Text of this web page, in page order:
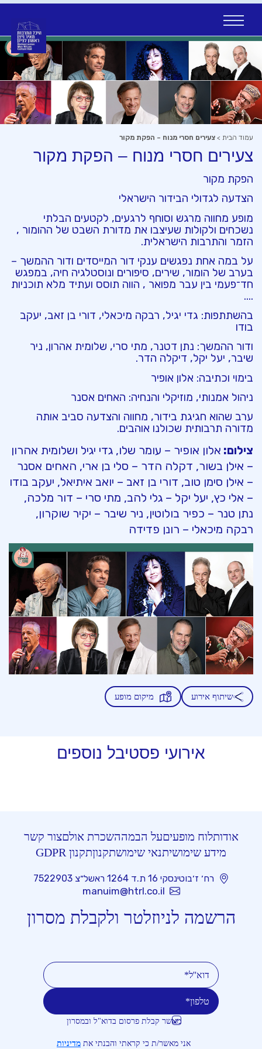
Skip
content
עמוד הבית > צעירים חסרי מנוח – הפקת מקור
צעירים חסרי מנוח – הפקת מקור
הפקת מקור
הצדעה לגדולי הבידור הישראלי
מופע מחווה מרגש וסוחף לרגעים, לקטעים הבלתי
נשכחים ולקולות שעיצבו את מדורת השבט של ההומור ,
הזמר והתרבות הישראלית.
על במה אחת נפגשים ענקי דור המייסדים ודור ההמשך –
בערב של הומור, שירים, סיפורים ונוסטלגיה חיה, במפגש
חד־פעמי בין עבר מפואר , הווה תוסס ועתיד מלא תוכניות
….
בהשתתפות: גדי יגיל, רבקה מיכאלי, דורי בן זאב, יעקב
בודו
ודור ההמשך: נתן דטנר, מתי סרי, שלומית אהרון, ניר
שיבר, יעל יקל, דיקלה הדר.
בימוי וכתיבה: אלון אופיר
ניהול אמנותי, מוזיקלי והנחיה: האחים אסנר
ערב שהוא חגיגת בידור, מחווה והצדעה סביב אותה
מדורה תרבותית שכולנו אוהבים.
צילום: אלון אופיר – עומר שלו, גדי יגיל ושלומית אהרון
– אילן בשור, דקלה הדר – סלי בן ארי, האחים אסנר
– אילן סימן טוב, דורי בן זאב – יואב איתיאל, יעקב בודו
– אלי כץ, יעל יקל – גלי להב, מתי סרי – דור מלכה,
נתן טנר – כפיר בולוטין, ניר שיבר – יקיר שוקרון,
רבקה מיכאלי – רונן פדידה
שיתוף אירוע מיקום מופע
אירועי פסטיבל נוספים
אודותלוח מופעיםעל הבמההשכרת אולםצור קשר
מידע שימושיתנאי שימושתקנוןתקנון GDPR
רח׳ ז׳בוטינסקי 16 ת.ד 1264 ראשל״צ 7522903
manuim@htrl.co.il
הרשמה לניוזלטר ולקבלת מסרון
מאשר קבלת פרסום בדוא"ל ובמסרון
אני מאשר/ת כי קראתי והבנתי את מדיניות